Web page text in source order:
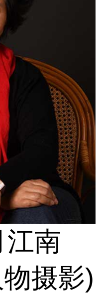
江南
摄影)